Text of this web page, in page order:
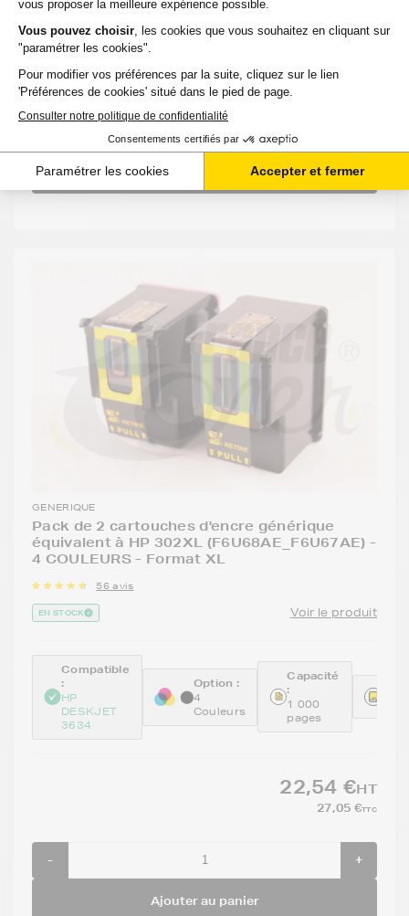
14,46 €
Ajouter au panier
GENERIQUE
Pack de 2 cartouches d'encre générique
équivalent à HP 302XL (F6U68AE_F6U67AE) -
4 COULEURS - Format XL
56 avis
EN STOCK Voir le produit
Compatible
:
HP
DESKJET
3634
Option :
4
Couleurs
Capacité
:
1 000
pages
22,54 €HT
27,05 €TTC
- +
Ajouter au panier